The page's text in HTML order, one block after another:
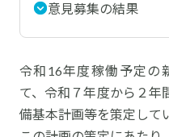
よくあるお問い合わせ
検
索:
意見募集の結果
令和16年度稼働予定の
て、令和７年度から２年
備基本計画等を策定して